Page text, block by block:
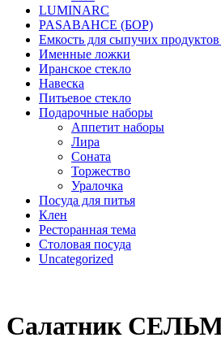
LUMINARC
PASABAHCE (БОР)
Емкость для сыпучих
Именные ложки
Иранское стекло
Навеска
Питьевое стекло
Подарочные наборы
Аппетит наборы
Лира
Соната
Торжество
Уралочка
Посуда для питья
Клен
Ресторанная тема
Столовая посуда
Uncategorized
Салатник